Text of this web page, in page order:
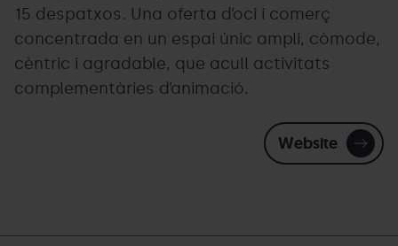
15 despatxos. Una oferta d’oci i comerç
concentrada en un espai únic ampli, còmode,
cèntric i agradable, que acull activitats
complementàries d’animació.
Website